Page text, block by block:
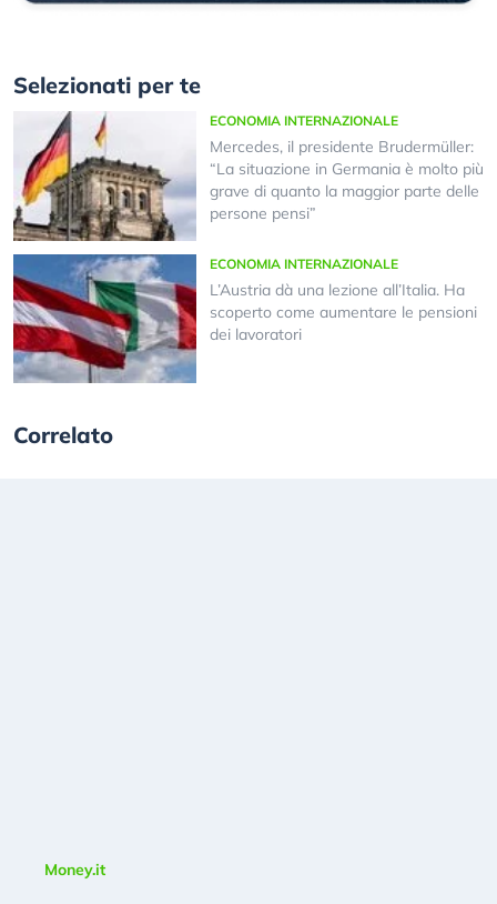
Selezionati per te
ECONOMIA INTERNAZIONALE
Mercedes, il presidente Brudermüller:
“La situazione in Germania è molto più
grave di quanto la maggior parte delle
persone pensi”
ECONOMIA INTERNAZIONALE
L’Austria dà una lezione all’Italia. Ha
scoperto come aumentare le pensioni
dei lavoratori
Correlato
Money.it